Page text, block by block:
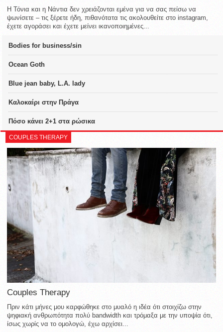
Η Τόνια και η Νάντια δεν χρειάζονται εμένα για να σας πείσω να
ψωνίσετε – τις ξέρετε ήδη, πιθανότατα τις ακολουθείτε στο instagram,
έχετε αγοράσει και έχετε μείνει ικανοποιημένες...
Bodies for business/sin
Ocean Goth
Blue jean baby, L.A. lady
Καλοκαίρι στην Πράγα
Πόσο κάνει 2+1 στα ρώσικα
COUPLES THERAPY
Couples Therapy
Πριν κάτι μήνες μου καρφώθηκε στο μυαλό η ιδέα ότι στοιχίζω στην
ψηφιακή ανθρωπότητα πολύ bandwidth και τρόμαξα με την υποψία ότι,
ίσως χωρίς να το ομολογώ, έχω αρχίσει...